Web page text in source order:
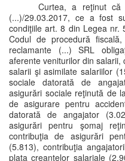
Curtea, a reţinut
(...)/29.03.2017, ce a fost
condiţiile art. 8 din Legea
Codul de procedură
reclamante (...) SRL
aferente veniturilor din
salarii şi asimilate salariilor
sociale datorată de
asigurări sociale reţinută de
de asigurare pentru
datorată de angajator
asigurări pentru şomaj
contribuţia de asigurări
(5.813), contribuţia
plata creanţelor salariale